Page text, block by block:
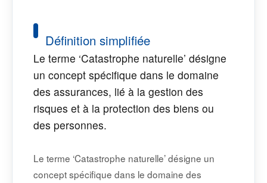
Définition simplifiée
Le terme ‘Catastrophe naturelle’ désigne
un concept spécifique dans le domaine
des assurances, lié à la gestion des
risques et à la protection des biens ou
des personnes.
Le terme ‘Catastrophe naturelle’ désigne un
concept spécifique dans le domaine des